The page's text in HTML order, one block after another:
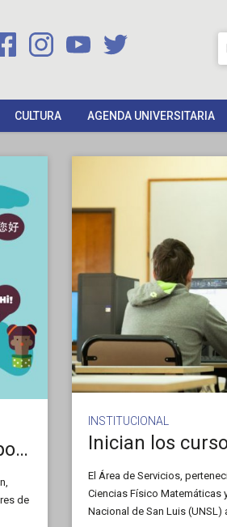
CULTURA AGENDA UNIVERSITARIA
Inscriben a cursos libres de inglés, francés y portugués
de
INSTITUCIONAL
El Área de Servicios,
Ciencias Físico Matemáticas
Nacional de San Luis